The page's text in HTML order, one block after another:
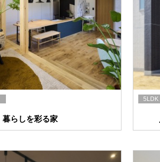
暮らしを彩る家
5LDK